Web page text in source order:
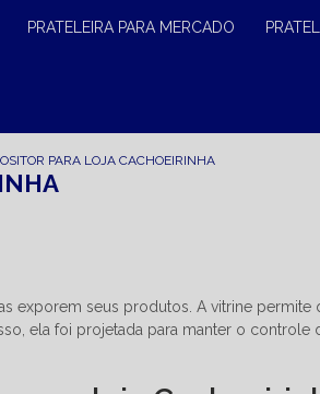
PRATELEIRA PARA MERCADO
PARA LOJA CACHOEIRINHA
exporem seus produtos. A vitrine permite
ela foi projetada para manter o controle